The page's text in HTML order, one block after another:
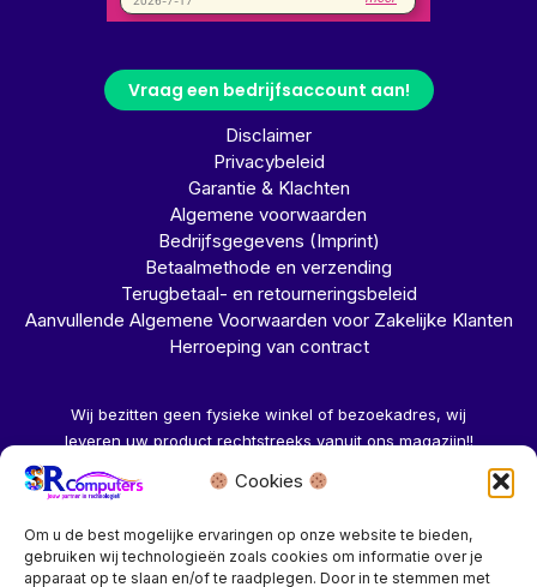
Cookies
Om u de best mogelijke ervaringen op onze website te bieden,
gebruiken wij technologieën zoals cookies om informatie over je
apparaat op te slaan en/of te raadplegen. Door in te stemmen met
Vraag een bedrijfsaccount aan!
Disclaimer
Privacybeleid
Garantie & Klachten
Algemene voorwaarden
Bedrijfsgegevens (Imprint)
Betaalmethode en verzending
Terugbetaal- en retourneringsbeleid
Aanvullende Algemene Voorwaarden voor Zakelijke Klanten
Herroeping van contract
Wij bezitten geen fysieke winkel of bezoekadres, wij
leveren uw product rechtstreeks vanuit ons magazijn!!
Herroeping aanvragen →